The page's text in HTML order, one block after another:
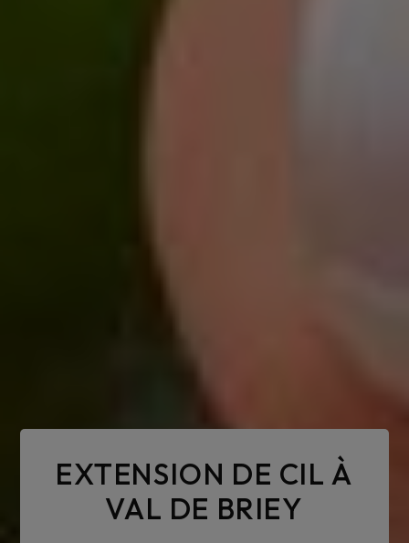
EXTENSION DE CIL À
VAL DE BRIEY